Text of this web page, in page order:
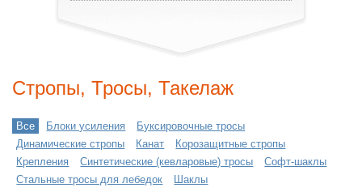
Стропы, Тросы, Такелаж
Все Блоки усиления
Буксировочные тросы
Динамические стропы
Канат
Корозащитные стропы
Крепления
Синтетические (кевларовые) тросы
Софт-шаклы
Стальные тросы для лебедок
Шаклы